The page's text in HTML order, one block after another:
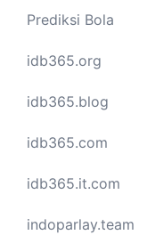
Prediksi Bola
idb365.org
idb365.blog
idb365.com
idb365.it.com
indoparlay.team